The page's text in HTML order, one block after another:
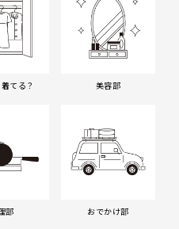
てる？ 美容部
部 おでかけ部